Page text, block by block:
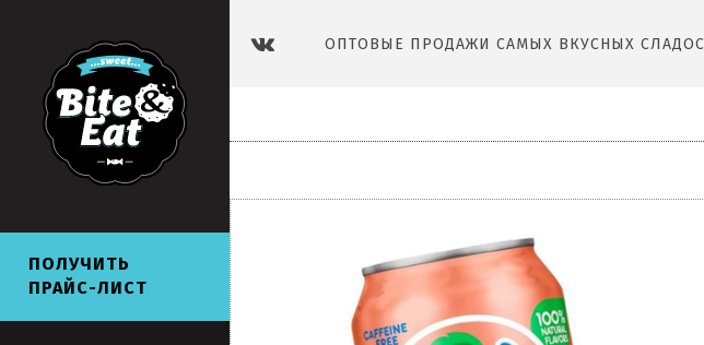
ОПТОВЫЕ ПРОДАЖИ САМЫХ ВКУСНЫХ
ПОЛУЧИТЬ
ПРАЙС-ЛИСТ
СЛАДОСТИ
НАПИТКИ